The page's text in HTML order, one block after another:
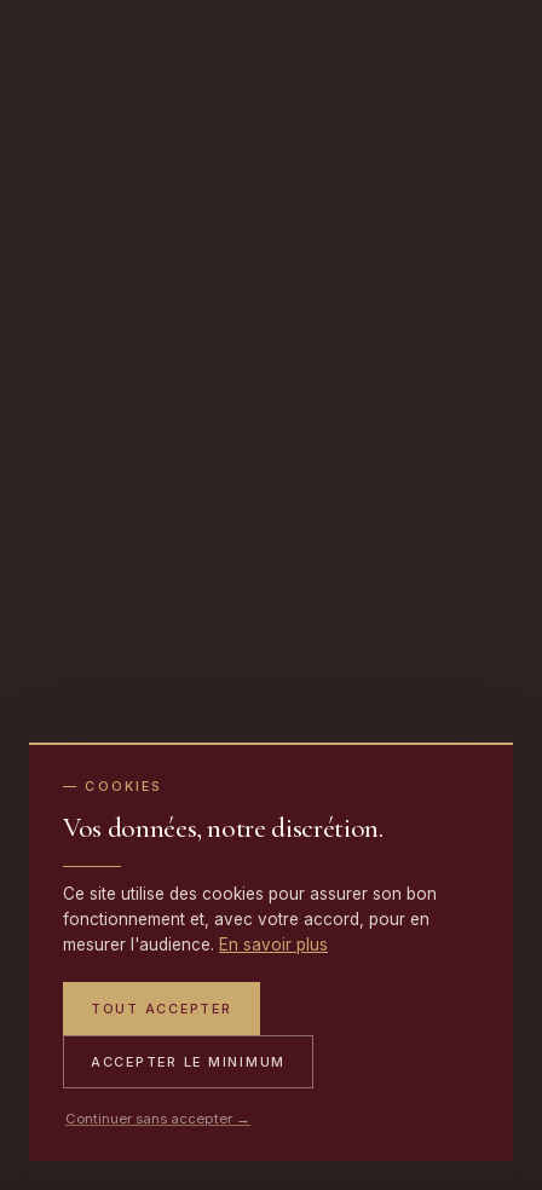
— COOKIES
Vos données, notre discrétion.
Ce site utilise des cookies pour assurer son bon
fonctionnement et, avec votre accord, pour en
mesurer l'audience. En savoir plus
TOUT ACCEPTER
ACCEPTER LE MINIMUM
Continuer sans accepter →